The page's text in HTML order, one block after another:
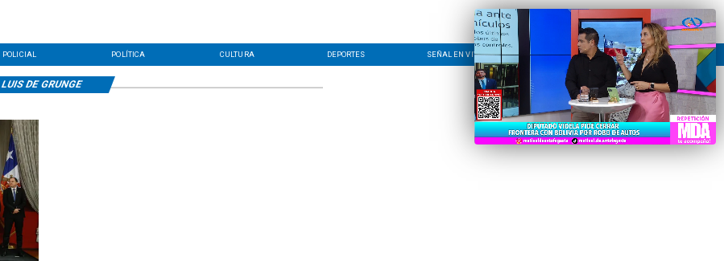
POLICIAL POLÍTICA CULTURA DEPORTES SEÑAL EN VIVO CONTACTO LÍNEA EDITORIAL
LUIS DE GRUNGE